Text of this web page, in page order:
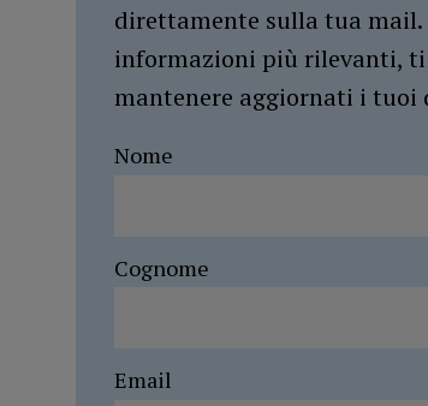
direttamente sulla tua mail.
informazioni più rilevanti,
mantenere aggiornati i tuoi
Nome
Cognome
Email